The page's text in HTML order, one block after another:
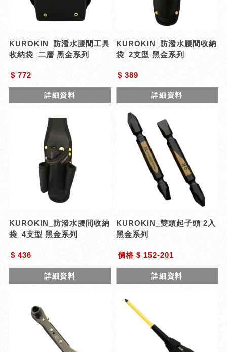
KUROKIN_防潑水腰間工具
收納袋_二層 黑金系列
$ 772
詳細資料
KUROKIN_防潑水腰間收納
袋_2支型 黑金系列
$ 389
詳細資料
KUROKIN_防潑水腰間收納
袋_4支型 黑金系列
$ 436
詳細資料
KUROKIN_雙頭起子頭 2入
黑金系列
價格 $ 152-201
詳細資料